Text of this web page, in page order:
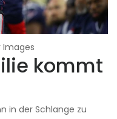
Images
kommt
in der Schlange zu